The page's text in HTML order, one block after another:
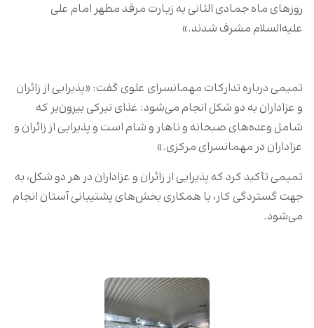
روزهای ماه جمادی الثانی به زیارت مرقد مطهر امام علی
علیه‌السلام مشرف شدند.»
تمیمی درباره تدارکات مهمانسرای علوی گفت: «پذیرایی از زائران
و عزاداران به دو شکل انجام می‌شود: غذای تبرکی بیرون‌بر که
شامل وعده‌های صبحانه و ناهار و شام است و پذیرایی از زائران و
عزاداران در مهمانسرای مرکزی.»
تمیمی تأکید کرد که پذیرایی از زائران و عزاداران در هر دو شکل، به
جهت گستردگی کار، با همکاری بخش‌های پشتیبانی آستان انجام
می‌شود.